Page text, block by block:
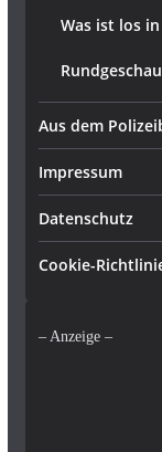
Was ist los
Aus dem
Impressum
Datenschutz
Cookie-
– Anzeige –